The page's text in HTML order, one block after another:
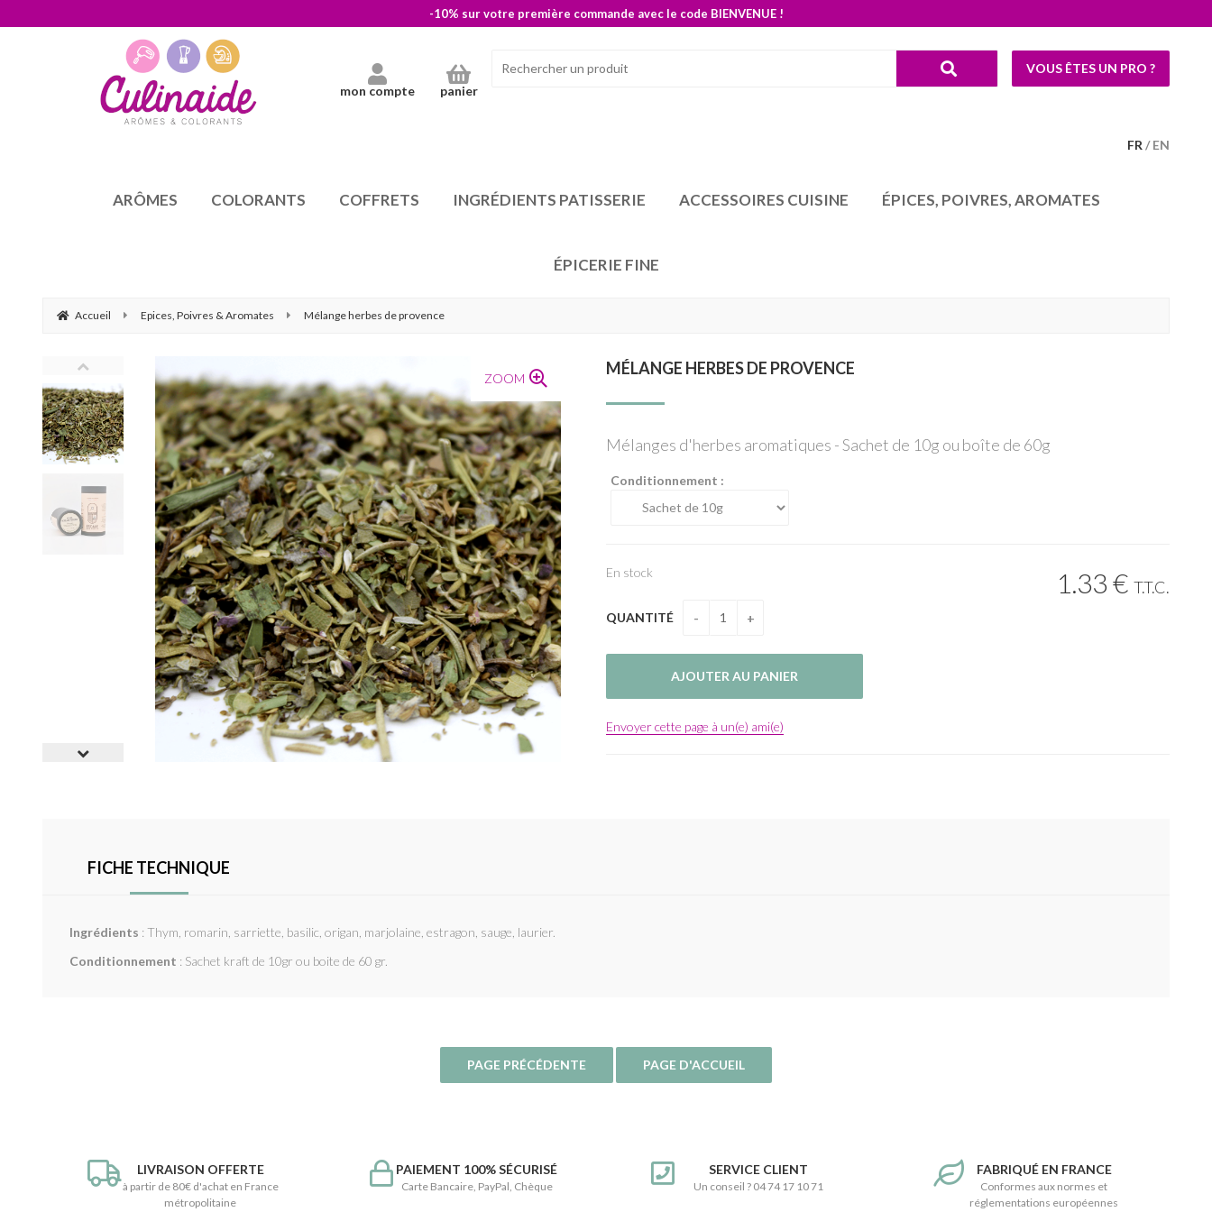
-10% sur votre première commande avec le code BIENVENUE !
FR EN
mon compte panier
VOUS ÊTES UN PRO ?
ARÔMES COLORANTS COFFRETS INGRÉDIENTS PATISSERIE ACCESSOIRES CUISINE ÉPICES, POIVRES, AROMATES
ÉPICERIE FINE
Accueil Epices, Poivres & Aromates Mélange herbes de provence
ZOOM
MÉLANGE HERBES DE PROVENCE
Mélanges d'herbes aromatiques - Sachet de 10g ou boîte de 60g
Conditionnement :
1.33€ T.T.C.
En stock
QUANTITÉ
Envoyer cette page à un(e) ami(e)
FICHE TECHNIQUE
Ingrédients : Thym, romarin, sarriette, basilic, origan, marjolaine, estragon, sauge, laurier.
Conditionnement : Sachet kraft de 10gr ou boite de 60 gr.
LIVRAISON OFFERTE
à partir de 80€ d'achat en France
métropolitaine
PAIEMENT 100% SÉCURISÉ
Carte Bancaire, PayPal, Chèque
SERVICE CLIENT
Un conseil ? 04 74 17 10 71
FABRIQUÉ EN FRANCE
Conformes aux normes et
réglementations européennes